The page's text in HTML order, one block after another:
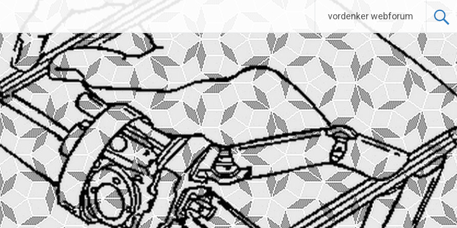
vordenker webforum